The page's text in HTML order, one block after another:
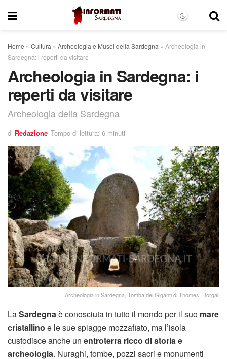
Home » Cultura » Archeologia e Musei della Sardegna » Archeologia in
Sardegna: i reperti da visitare
Archeologia in Sardegna: i
reperti da visitare
Archeologia della Sardegna
di Redazione Tempo di lettura: 6 minuti
Archeologia in Sardegna, Tomba dei Giganti di Thomes, Dorgali
LaSardegnaè conosciuta in tutto il mondo per il suo mare
cristallino e le sue spiagge mozzafiato, ma l’isola
custodisce anche un entroterra ricco di storia e
archeologia. Nuraghi, tombe, pozzi sacri e monumenti